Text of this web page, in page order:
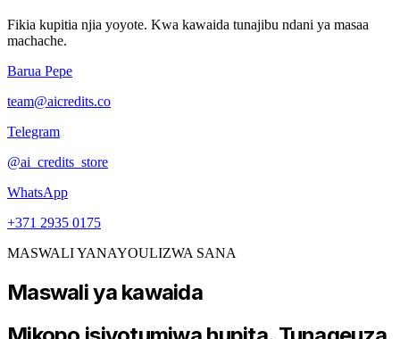
Fikia kupitia njia yoyote. Kwa kawaida tunajibu ndani ya masaa
machache.
Barua Pepe
team@aicredits.co
Telegram
@ai_credits_store
WhatsApp
+371 2935 0175
MASWALI YANAYOULIZWA SANA
Maswali ya kawaida